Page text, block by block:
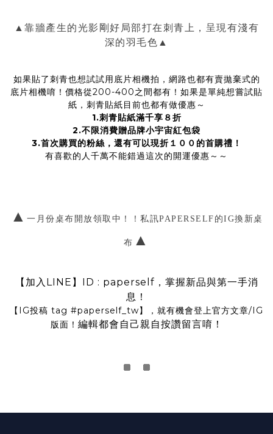
▲靠牆產生的光影剛好局部打在刺青上，呈現有淺有
深的羽毛色▲
如果貼了刺青也想試試用底片相機拍，網路也都有賣拋棄式的
底片相機唷！價格從200-400之間都有！如果是單純想嘗試貼
紙，刺青貼紙目前也都有做優惠～
1.刺青貼紙滿千享８折
2.不限消費贈品牌小宇宙紅包袋
3.首次購買的粉絲，還有可以現折１００的首購禮！
有喜歡的人千萬不能錯過這次的開運優惠～～
▲ 一月份桌布開放領取中！！私訊PAPERSELF的IG換新桌
布 ▲
【加入LINE】ID : paperself，掌握新品與第一手消
息！
【IG投稿 tag #paperself_tw】，就有機會登上官方文章/IG
版面！ 編輯都會自己親自按讚留言唷！